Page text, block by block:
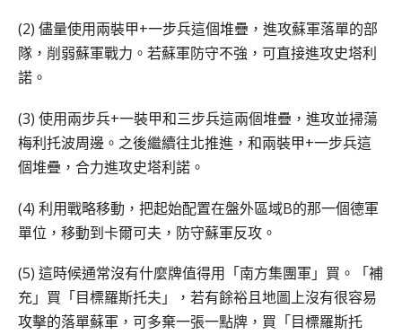
(2) 儘量使用兩裝甲+一步兵這個堆疊，進攻蘇軍落單的部
隊，削弱蘇軍戰力。若蘇軍防守不強，可直接進攻史塔利
諾。
(3) 使用兩步兵+一裝甲和三步兵這兩個堆疊，進攻並掃蕩
梅利托波周邊。之後繼續往北推進，和兩裝甲+一步兵這
個堆疊，合力進攻史塔利諾。
(4) 利用戰略移動，把起始配置在盤外區域B的那一個德軍
單位，移動到卡爾可夫，防守蘇軍反攻。
(5) 這時候通常沒有什麼牌值得用「南方集團軍」買。「補
充」買「目標羅斯托夫」，若有餘裕且地圖上沒有很容易
攻擊的落單蘇軍，可多棄一張一點牌，買「目標羅斯托